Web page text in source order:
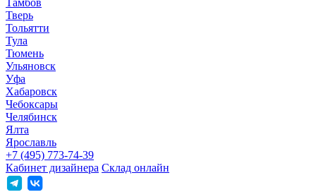
Тамбов
Тверь
Тольятти
Тула
Тюмень
Ульяновск
Уфа
Хабаровск
Чебоксары
Челябинск
Ялта
Ярославль
+7 (495) 773-74-39
Кабинет дизайнера Склад онлайн